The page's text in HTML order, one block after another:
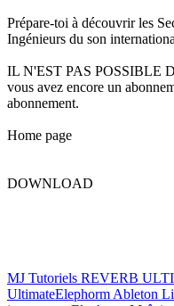
Prépare-toi à découvrir les
Ingénieurs du son
IL N'EST PAS POSSIBLE
vous avez encore un
abonnement.
Home page
DOWNLOAD
MJ Tutoriels REVERB
UltimateElephorm Ableton